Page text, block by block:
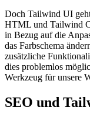
Doch Tailwind UI
HTML und Tailwind
in Bezug auf die
das Farbschema
zusätzliche
dies problemlos
Werkzeug für unsere
SEO und